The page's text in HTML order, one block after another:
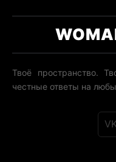
Твоё пространство.
честные ответы на